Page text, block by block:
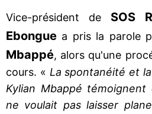
Vice-président de SOS
Ebongue a pris la parole
Mbappé, alors qu'une
cours. « La spontanéité et
Kylian Mbappé
ne voulait pas laisser